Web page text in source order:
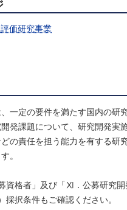
価研究事業
一定の要件を満たす国内の研
発課題について、研究開発実
の責任を担う能力を有する研
。
資格者」及び「Ⅺ．公募研究開
採択条件もご確認ください。